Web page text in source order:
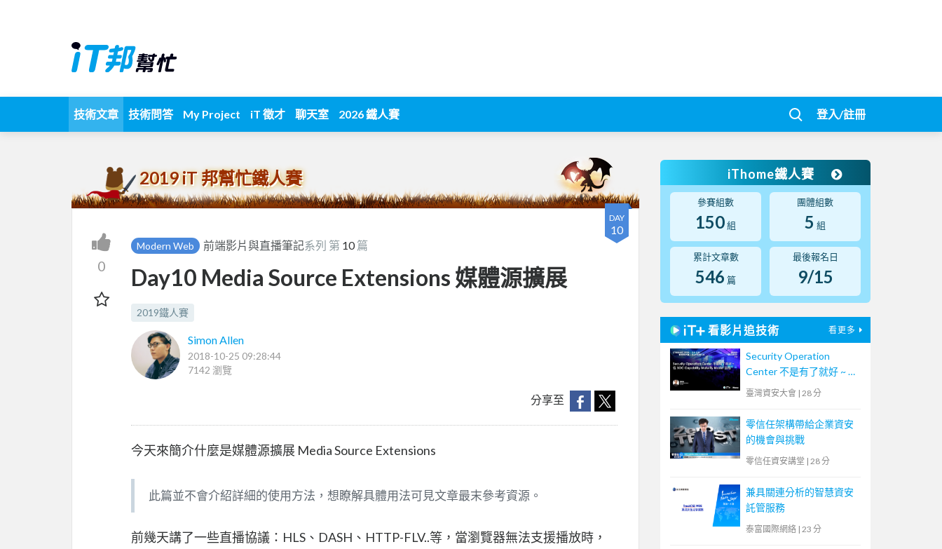
技術文章 技術問答 My Project iT 徵才 聊天室 2026 鐵人賽 登入/註冊
2019 iT 邦幫忙鐵人賽
DAY
10
0
Modern Web 前端影片與直播筆記系列 第 10篇
Day10 Media Source Extensions 媒體源擴展
2019鐵人賽
Simon Allen
2018-10-25 09:28:44
7142 瀏覽
分享至
今天來簡介什麼是媒體源擴展 Media Source Extensions
此篇並不會介紹詳細的使用方法，想瞭解具體用法可見文章最末參考資源。
前幾天講了一些直播協議：HLS、DASH、HTTP-FLV..等，當瀏覽器無法支援播放時，
iThome鐵人賽
參賽組數
150組
團體組數
5 組
累計文章數
546 篇
最後報名日
9/15
看影片追技術 看更多
Security Operation
Center 不是有了就好 ~ 從
SOC Capability Maturity
臺灣資安大會 | 28 分
零信任架構帶給企業資安
的機會與挑戰
零信任資安講堂 | 28 分
兼具關連分析的智慧資安
託管服務
泰富國際網絡 | 23 分